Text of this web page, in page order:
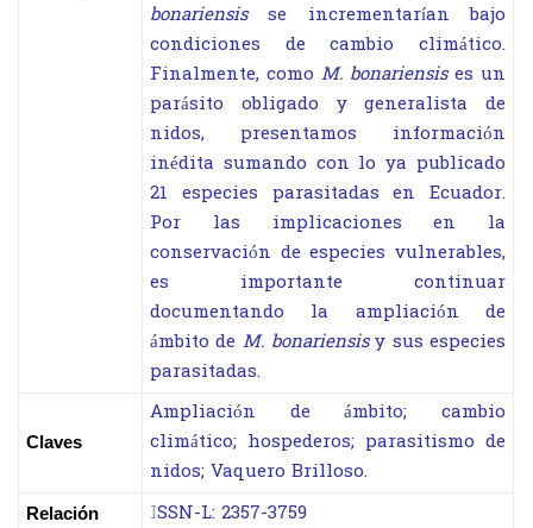
bonariensisse incrementarían bajo
condiciones de cambio climático.
Finalmente, como M. bonariensises un
parásito obligado y generalista de
nidos, presentamos información
inédita sumando con lo ya publicado
21 especies parasitadas en Ecuador.
Por las implicaciones en la
conservación de especies vulnerables,
es importante continuar
documentando la ampliación de
ámbito de M. bonariensisy sus especies
parasitadas.
Claves
Ampliación de ámbito; cambio
climático; hospederos; parasitismo de
nidos; Vaquero Brilloso.
Relación ISSN-L: 2357-3759